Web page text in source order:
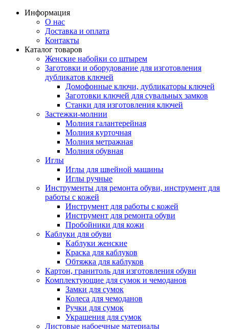
Информация
О нас
Доставка и оплата
Контакты
Каталог товаров
Женские набойки со штырем
Заготовки и оборудование для изготовления
дубликатов ключей
Домофонные ключи, дубликаторы ключей
Заготовки ключей для сувальных замков
Станки для изготовления ключей
Застежки-молнии
Молния галантерейная
Молния курточная
Молния метражная
Молния обувная
Иглы
Иглы для швейной машины
Иглы ручные
Инструменты для ремонта обуви, инструмент для
работы с кожей
Инструмент для работы с кожей
Инструмент для ремонта обуви
Пробойники для кожи
Каблуки для обуви
Каблуки женские
Краска для каблуков
Обтяжка для каблуков
Картон, гранитоль для изготовления обуви
Комплектующие для сумок и чемоданов
Замки для сумок
Колеса для чемоданов
Ручки для сумок
Украшения для сумок
Листовые набоечные материалы